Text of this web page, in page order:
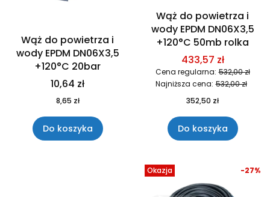
Wąż do powietrza i
wody EPDM DN06X3,5
+120°C 20bar
10,64 zł
8,65 zł
Do koszyka
Wąż do powietrza i
wody EPDM DN06X3,5
+120°C 50mb rolka
433,57 zł
Cena regularna: 532,00 zł
Najniższa cena: 532,00 zł
352,50 zł
Do koszyka
Okazja -27%